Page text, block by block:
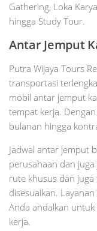
Gathering, Loka
hingga Study Tour.
Antar Jemput
Putra Wijaya Tours
transportasi
mobil antar jemput
tempat kerja.
bulanan hingga
Jadwal antar jemput
perusahaan dan
rute khusus dan
disesuaikan.
Anda andalkan
kerja.